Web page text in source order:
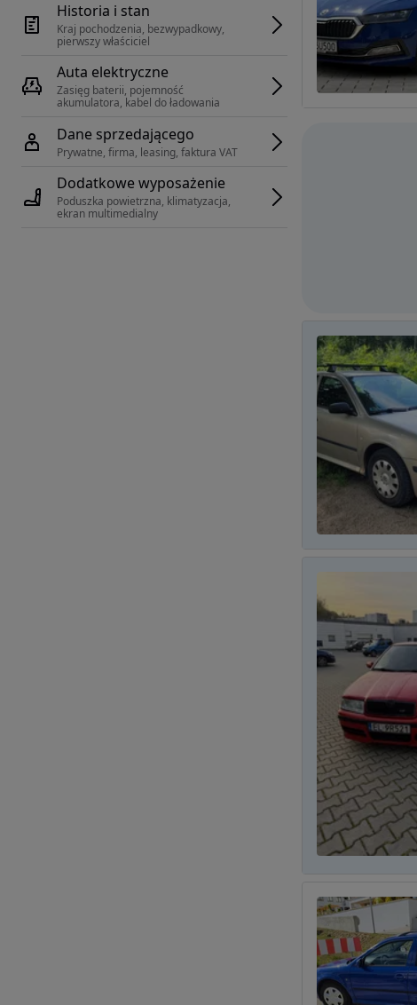
Historia i stan
Kraj pochodzenia, bezwypadkowy,
pierwszy właściciel
Auta elektryczne
Zasięg baterii, pojemność
akumulatora, kabel do ładowania
Dane sprzedającego
Prywatne, firma, leasing, faktura VAT
Dodatkowe wyposażenie
Poduszka powietrzna, klimatyzacja,
ekran multimedialny